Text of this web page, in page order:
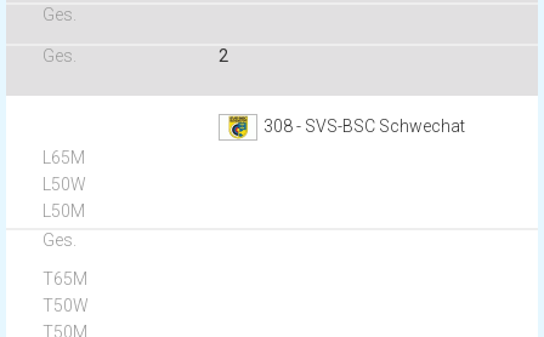
2
308 - SVS-BSC Schwechat